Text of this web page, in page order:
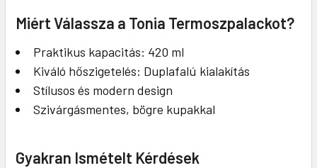
Miért Válassza a Tonia Termoszpalackot?
Praktikus kapacitás: 420 ml
Kiváló hőszigetelés: Duplafalú kialakítás
Stílusos és modern design
Szivárgásmentes, bögre kupakkal
Gyakran Ismételt Kérdések